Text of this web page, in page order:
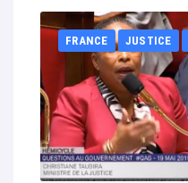
Boutique
Partenaires
Contacts
Hébergement solidaire
FRANCE JUSTICE